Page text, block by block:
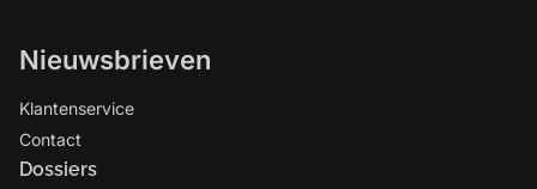
Nieuwsbrieven
Klantenservice
Contact
Dossiers